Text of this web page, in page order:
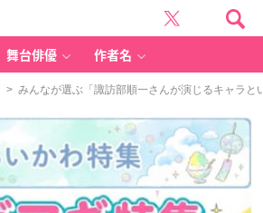
舞台俳優 作者名
> みんなが選ぶ「諏訪部順一さんが演じるキャラ